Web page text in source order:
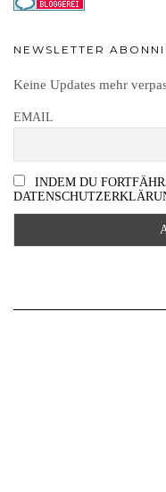
NEWSLETTER
Keine Updates mehr
EMAIL
INDEM DU